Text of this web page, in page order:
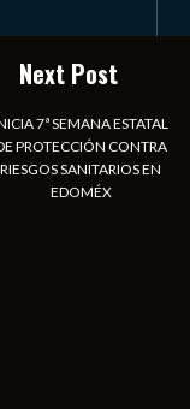
a Tu Alcance
que tiene como
al publico en
e
de forma eficaz,
Next Post
7ª SEMANA ESTATAL
PROTECCIÓN CONTRA
RIESGOS SANITARIOS EN
EDOMÉX